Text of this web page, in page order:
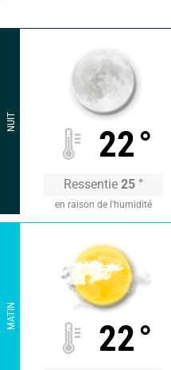
NUIT
22°
Ressentie 25 °
en raison de l'humidité
MATIN
22°